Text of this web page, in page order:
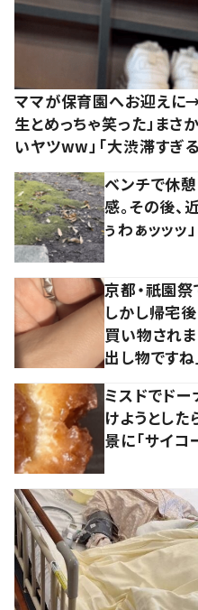
ママが保育園へお迎え
生とめっちゃ笑った」まさ
いヤツww」「大渋滞すぎ
ベンチで休
感。その後
ぅわぁッッッ
京都・祇園
しかし帰宅
買い物されま
出し物ですね
ミスドでド
けようとし
景に「サイコ